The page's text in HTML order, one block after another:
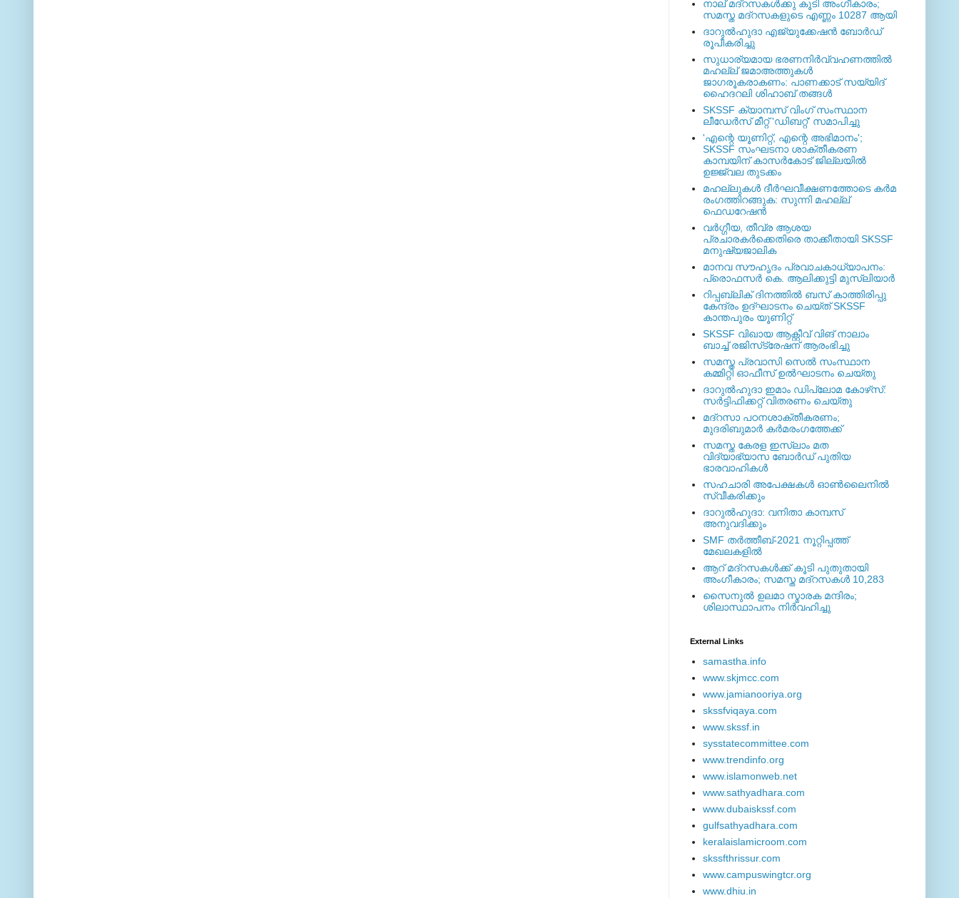
നാല് മദ്‌റസകള്‍ക്കു കൂടി അംഗീകാരം;
സമസ്ത മദ്‌റസകളുടെ എണ്ണം 10287 ആയി
ദാറുല്‍ഹുദാ എജ്യുക്കേഷന്‍ ബോര്‍ഡ്
രൂപീകരിച്ചു
സുധാര്യമായ ഭരണനിര്‍വ്വഹണത്തില്‍
മഹല്ല് ജമാഅത്തുകള്‍
ജാഗരൂകരാകണം: പാണക്കാട് സയ്യിദ്
ഹൈദറലി ശിഹാബ് തങ്ങള്‍
SKSSF ക്യാമ്പസ് വിംഗ് സംസ്ഥാന
ലീഡേർസ് മീറ്റ് 'ഡിബറ്റ്' സമാപിച്ചു
'എന്റെ യൂണിറ്റ്, എന്റെ അഭിമാനം';
SKSSF സംഘടനാ ശാക്തീകരണ
കാമ്പയിന് കാസര്‍കോട് ജില്ലയില്‍
ഉജ്ജ്വല തുടക്കം
മഹല്ലുകള്‍ ദീര്‍ഘവീക്ഷണത്തോടെ കര്‍മ
രംഗത്തിറങ്ങുക: സുന്നി മഹല്ല്
ഫെഡറേഷന്‍
വര്‍ഗ്ഗീയ, തീവ്ര ആശയ
പ്രചാരകര്‍ക്കെതിരെ താക്കീതായി SKSSF
മനുഷ്യജാലിക
മാനവ സൗഹൃദം പ്രവാചകാധ്യാപനം:
പ്രൊഫസർ കെ. ആലിക്കുട്ടി മുസ്ലിയാർ
റിപ്പബ്ലിക് ദിനത്തില്‍ ബസ് കാത്തിരിപ്പു
കേന്ദ്രം ഉദ്ഘാടനം ചെയ്ത്‌ SKSSF
കാന്തപുരം യൂണിറ്റ്
SKSSF വിഖായ ആക്റ്റീവ് വിങ് നാലാം
ബാച്ച് രജിസ്‌ട്രേഷന് ആരംഭിച്ചു
സമസ്ത പ്രവാസി സെല്‍ സംസ്ഥാന
കമ്മിറ്റി ഓഫീസ് ഉല്‍ഘാടനം ചെയ്തു
ദാറുല്‍ഹുദാ ഇമാം ഡിപ്ലോമ കോഴ്‌സ്:
സര്‍ട്ടിഫിക്കറ്റ് വിതരണം ചെയ്തു
മദ്‌റസാ പഠനശാക്തീകരണം;
മുദരിബുമാര്‍ കര്‍മരംഗത്തേക്ക്
സമസ്ത കേരള ഇസ്ലാം മത
വിദ്യാഭ്യാസ ബോര്‍ഡ് പുതിയ
ഭാരവാഹികള്‍
സഹചാരി അപേക്ഷകൾ ഓൺലൈനിൽ
സ്വീകരിക്കും
ദാറുല്‍ഹുദാ: വനിതാ കാമ്പസ്
അനുവദിക്കും
SMF തര്‍ത്തീബ്-2021 നൂറ്റിപ്പത്ത്
മേഖലകളില്‍
ആറ് മദ്റസകള്‍ക്ക് കൂടി പുതുതായി
അംഗീകാരം; സമസ്ത മദ്റസകള്‍ 10,283
സൈനുല്‍ ഉലമാ സ്മാരക മന്ദിരം;
ശിലാസ്ഥാപനം നിര്‍വഹിച്ചു
External ‎Links
samastha.info
www.skjmcc.com
www.jamianooriya.org
skssfviqaya.com
www.skssf.in
sysstatecommittee.com
www.trendinfo.org
www.islamonweb.net
www.sathyadhara.com
www.dubaiskssf.com
gulfsathyadhara.com
keralaislamicroom.com
skssfthrissur.com
www.campuswingtcr.org
www.dhiu.in